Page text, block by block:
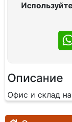
Описание
Офис и склад